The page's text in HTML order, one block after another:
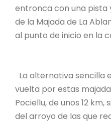
entronca con una pista
de la Majada de La
al punto de inicio en la
La alternativa sencilla
vuelta por estas
Pociellu, de unos 12
del arroyo de las que